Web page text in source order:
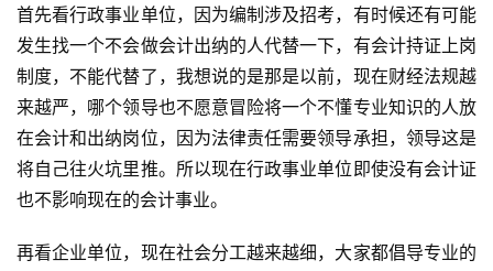
首先看行政事业单位，因为编制涉及招考，有时候还有可能
发生找一个不会做会计出纳的人代替一下，有会计持证上岗
制度，不能代替了，我想说的是那是以前，现在财经法规越
来越严，哪个领导也不愿意冒险将一个不懂专业知识的人放
在会计和出纳岗位，因为法律责任需要领导承担，领导这是
将自己往火坑里推。所以现在行政事业单位即使没有会计证
也不影响现在的会计事业。
再看企业单位，现在社会分工越来越细，大家都倡导专业的